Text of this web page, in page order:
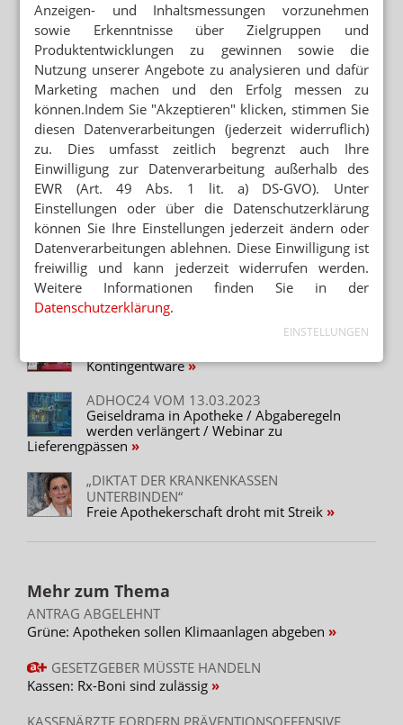
Anzeigen- und Inhaltsmessungen vorzunehmen
sowie Erkenntnisse über Zielgruppen und
Produktentwicklungen zu gewinnen sowie die
Nutzung unserer Angebote zu analysieren und dafür
Marketing machen und den Erfolg messen zu
können.Indem Sie "Akzeptieren" klicken, stimmen Sie
diesen Datenverarbeitungen (jederzeit widerruflich)
zu. Dies umfasst zeitlich begrenzt auch Ihre
Einwilligung zur Datenverarbeitung außerhalb des
EWR (Art. 49 Abs. 1 lit. a) DS-GVO). Unter
Einstellungen oder über die Datenschutzerklärung
können Sie Ihre Einstellungen jederzeit ändern oder
Datenverarbeitungen ablehnen. Diese Einwilligung ist
freiwillig und kann jederzeit widerrufen werden.
Weitere Informationen finden Sie in der
Datenschutzerklärung.
EINSTELLUNGEN
Neuere Artikel zum Thema
LAUTERBACHS ALBVVG
Engpassgesetz im Kabinett
APOTHEKE ÖFFNET SAMSTAGABEND
Lange nach Dienstschluss: Kind mit
Antibiotikum versorgt
VERBÄNDE IN NORDRHEIN
Hausärzte und Apotheker schließen Engpass-
Pakt
FORDERUNG AN LAUTERBACH
Länder: Mehr tun gegen Lieferengpässe
APOTHEKE LIVE ZU LIEFERENGPÄSSEN
Kontingentware
ADHOC24 VOM 13.03.2023
Geiseldrama in Apotheke / Abgaberegeln
werden verlängert / Webinar zu
Lieferengpässen
„DIKTAT DER KRANKENKASSEN
UNTERBINDEN“
Freie Apothekerschaft droht mit Streik
Mehr zum Thema
ANTRAG ABGELEHNT
Grüne: Apotheken sollen Klimaanlagen abgeben
GESETZGEBER MÜSSTE HANDELN
Kassen: Rx-Boni sind zulässig
KASSENÄRZTE FORDERN PRÄVENTIONSOFFENSIVE